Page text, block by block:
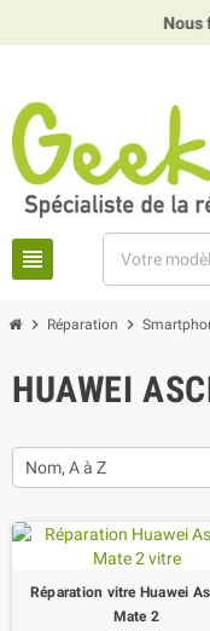
Nous
view_headline
chevron_right Réparation chevron_right
HUAWEI
Nom, A à Z
Réparation vitre Huawei
Mate 2